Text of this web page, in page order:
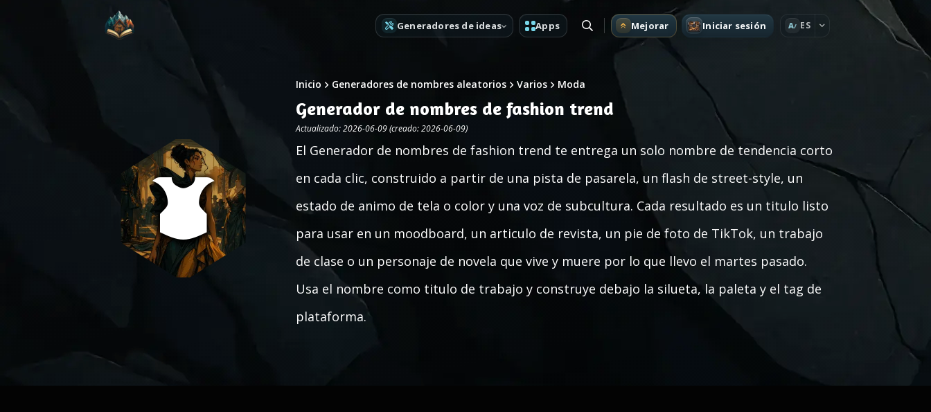
Generadores de ideas Apps Mejorar Iniciar sesión A ES
Inicio Generadores de nombres aleatorios Varios Moda
Generador de nombres de fashion trend
Actualizado: 2026-06-09 (creado: 2026-06-09)
El Generador de nombres de fashion trend te entrega un solo nombre de tendencia corto
en cada clic, construido a partir de una pista de pasarela, un flash de street-style, un
estado de animo de tela o color y una voz de subcultura. Cada resultado es un titulo listo
para usar en un moodboard, un articulo de revista, un pie de foto de TikTok, un trabajo
de clase o un personaje de novela que vive y muere por lo que llevo el martes pasado.
Usa el nombre como titulo de trabajo y construye debajo la silueta, la paleta y el tag de
plataforma.